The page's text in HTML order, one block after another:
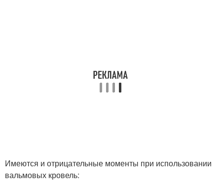
Имеются и отрицательные моменты при использовании
вальмовых кровель: